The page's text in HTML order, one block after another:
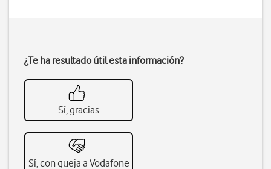
¿Te ha resultado útil esta información?
Sí, gracias
Sí, con queja a Vodafone